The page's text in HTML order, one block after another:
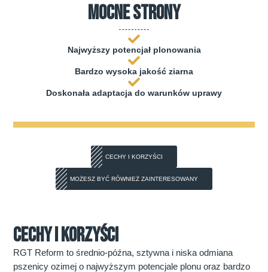
mocne strony
Najwyższy potencjał plonowania
Bardzo wysoka jakość ziarna
Doskonała adaptacja do warunków uprawy
CECHY I KORZYŚCI
MOŻESZ BYĆ RÓWNIEŻ ZAINTERESOWANY
CECHY I KORZYŚCI
RGT Reform to średnio-późna, sztywna i niska odmiana
pszenicy ozimej o najwyższym potencjale plonu oraz bardzo